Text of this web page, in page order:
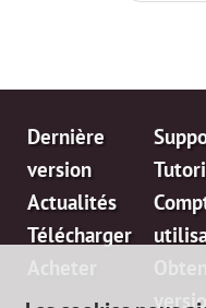
Dernière
version
Actualités
Télécharger